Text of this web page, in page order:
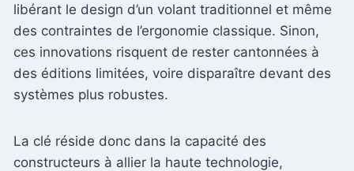
libérant le design d’un volant traditionnel et même
des contraintes de l’ergonomie classique. Sinon,
ces innovations risquent de rester cantonnées à
des éditions limitées, voire disparaître devant des
systèmes plus robustes.
La clé réside donc dans la capacité des
constructeurs à allier la haute technologie,